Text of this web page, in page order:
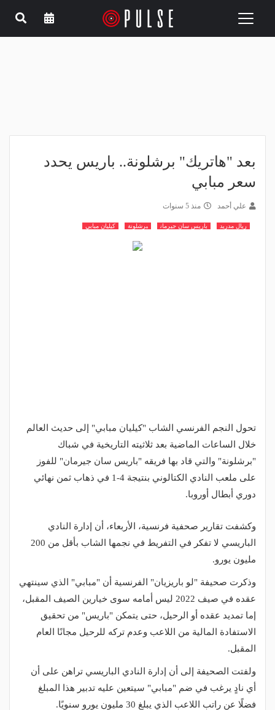
Toggle
بعد "هاتريك" برشلونة.. باريس يحدد
سعر مبابي
علي أحمد منذ 5 سنوات
ريال مدريد باريس سان جيرمان برشلونة كيليان مبابي
تحول النجم الفرنسي الشاب "كيليان مبابي" إلى حديث العالم
خلال الساعات الماضية بعد ثلاثيته التاريخية في شباك
"برشلونة" والتي قاد بها فريقه "باريس سان جيرمان" للفوز
على ملعب النادي الكتالوني بنتيجة 4-1 في ذهاب ثمن نهائي
دوري أبطال أوروبا.
وكشفت تقارير صحفية فرنسية، الأربعاء، أن إدارة النادي
الباريسي لا تفكر في التفريط في نجمها الشاب بأقل من 200
مليون يورو.
وذكرت صحيفة "لو باريزيان" الفرنسية أن "مبابي" الذي سينتهي
عقده في صيف 2022 ليس أمامه سوى خيارين الصيف المقبل،
إما تمديد عقده أو الرحيل، حتى يتمكن "باريس" من تحقيق
الاستفادة المالية من اللاعب وعدم تركه للرحيل مجانًا العام
المقبل.
ولفتت الصحيفة إلى أن إدارة النادي الباريسي تراهن على أن
أي نادٍ يرغب في ضم "مبابي" سيتعين عليه تدبير هذا المبلغ
فضلًا عن راتب اللاعب الذي يبلغ 30 مليون يورو سنويًا.